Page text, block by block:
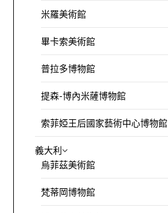
米羅美術館
畢卡索美術館
普拉多博物館
提森-博內米薩博物館
索菲婭王后國家藝術中心博物館
義大利
烏菲茲美術館
梵蒂岡博物館